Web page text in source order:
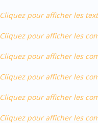
Cliquez pour afficher les
Cliquez pour afficher les
Cliquez pour afficher les
Cliquez pour afficher les
Cliquez pour afficher les
Cliquez pour afficher les